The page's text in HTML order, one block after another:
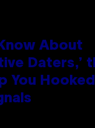
About
Daters,’
You